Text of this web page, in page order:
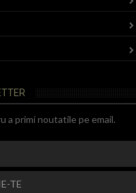
a primi noutatile pe email.